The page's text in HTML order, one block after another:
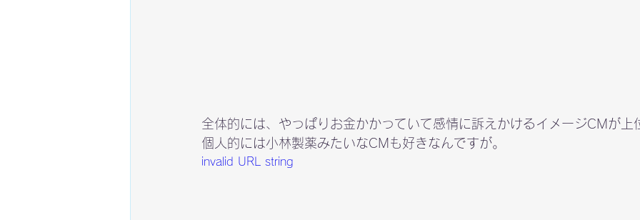
全体的には、やっぱりお金かかっていて感情に訴えかけるイメージCMが上
個人的には小林製薬みたいなCMも好きなんですが。
invalid URL string